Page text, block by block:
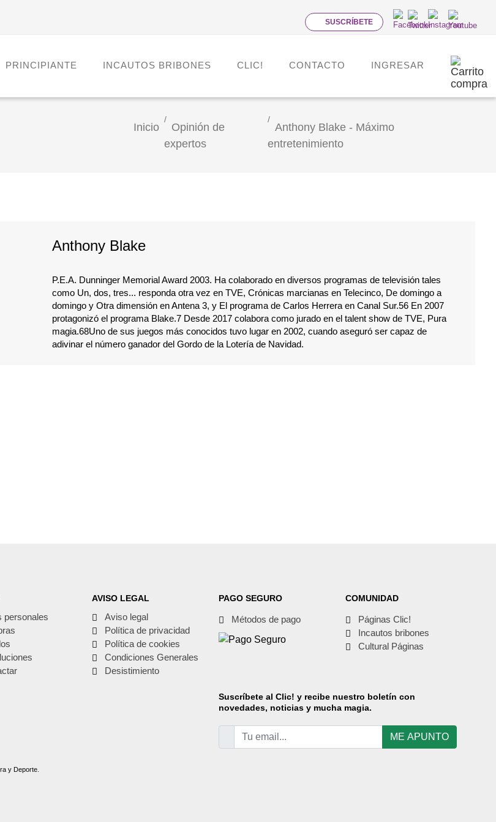
SUSCRÍBETE
PRINCIPIANTE INCAUTOS BRIBONES CLIC! CONTACTO INGRESAR
Inicio
Opinión de
expertos
Anthony Blake - Máximo
entretenimiento
Anthony Blake
P.E.A. Dunninger Memorial Award 2003. Ha colaborado en diversos programas de televisión tales
como Un, dos, tres... responda otra vez en TVE, Crónicas marcianas en Telecinco, De domingo a
domingo y Otra dimensión en Antena 3, y El programa de Carlos Herrera en Canal Sur.5​6​ En 2007
protagonizó el programa Blake.7​ Desde 2017 colabora como jurado en el talent show de TVE, Pura
magia.6​8​ Uno de sus juegos más conocidos tuvo lugar en 2002, cuando aseguró ser capaz de
adivinar el número ganador del Gordo de la Lotería de Navidad.
personales
AVISO LEGAL
Aviso legal
Política de privacidad
Política de cookies
Condiciones Generales
Desistimiento
PAGO SEGURO
Métodos de pago
COMUNIDAD
Páginas Clic!
Incautos bribones
Cultural Páginas
Suscríbeteal Clic! y recibe nuestro boletín con
novedades, noticias y mucha magia.
ME APUNTO
y Deporte.